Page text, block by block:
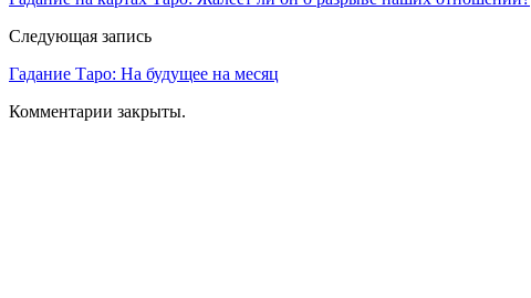
Следующая запись
Гадание Таро: На будущее на месяц
Комментарии закрыты.